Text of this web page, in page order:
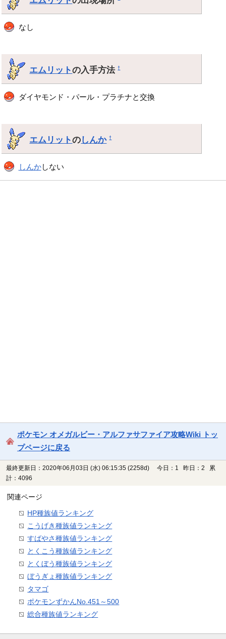
なし
エムリットの入手方法†
ダイヤモンド・パール・プラチナと交換
エムリットのしんか †
しんかしない
ポケモン オメガルビー・アルファサファイア攻略Wiki トッ
プページに戻る
最終更新日：2020年06月03日 (水) 06:15:35 (2258d)
今日：1 昨日：2 累
計：4096
関連ページ
HP種族値ランキング
こうげき種族値ランキング
すばやさ種族値ランキング
とくこう種族値ランキング
とくぼう種族値ランキング
ぼうぎょ種族値ランキング
タマゴ
ポケモンずかんNo.451～500
総合種族値ランキング